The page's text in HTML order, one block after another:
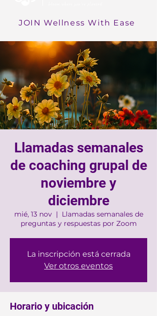
JOIN Wellness With Ease
Llamadas semanales
de coaching grupal de
noviembre y
diciembre
mié, 13 nov
  |
Llamadas semanales de
preguntas y respuestas por Zoom
La inscripción está cerrada
Ver otros eventos
Horario y ubicación